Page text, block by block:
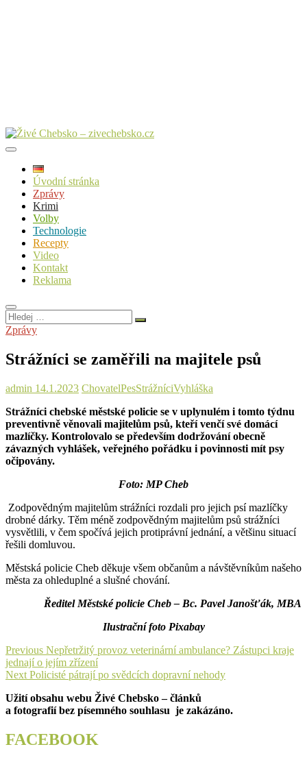
Úvodní stránka
Zprávy
Krimi
Volby
Technologie
Recepty
Video
Kontakt
Reklama
Hledej
…
Zprávy
Strážníci se zaměřili na majitele psů
admin 14.1.2023 ChovatelPesStrážníciVyhláška
Strážníci chebské městské policie se v uplynulém i tomto týdnu
preventivně věnovali majitelům psů, kteří venčí své domácí
mazlíčky. Kontrolovalo se především dodržování obecně
závazných vyhlášek, veřejného pořádku i povinnosti mít psy
očipovány.
Foto: MP Cheb
Zodpovědným majitelům strážníci rozdali pro jejich psí mazlíčky
drobné dárky. Těm méně zodpovědným majitelům psů strážníci
vysvětlili, v čem spočívá jejich protiprávní jednání, a většinu situací
řešili domluvou.
Městská policie Cheb děkuje všem občanům a návštěvníkům našeho
města za ohleduplné a slušné chování.
Ředitel Městské policie Cheb – Bc. Pavel Janošťák, MBA
Ilustrační foto Pixabay
Navigace
pro
příspěvek
Previous Previous
post:
Nepřetržitý provoz veterinární ambulance? Zástupci kraje
jednají o jejím zřízení
Next Next
Policisté pátrají po svědcích dopravní nehody
Užití obsahu webu Živé Chebsko – článků
a fotografií bez písemného souhlasu je zakázáno.
FACEBOOK